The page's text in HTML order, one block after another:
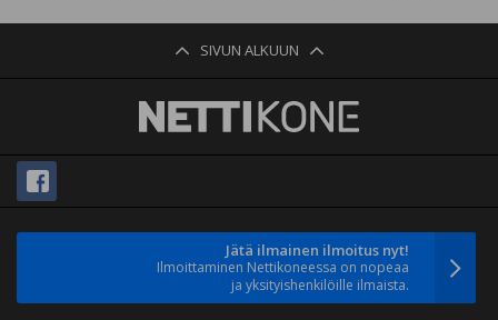
SIVUN ALKUUN
Jätä ilmainen ilmoitus nyt!
Ilmoittaminen Nettikoneessa on nopeaa
ja yksityishenkilöille ilmaista.